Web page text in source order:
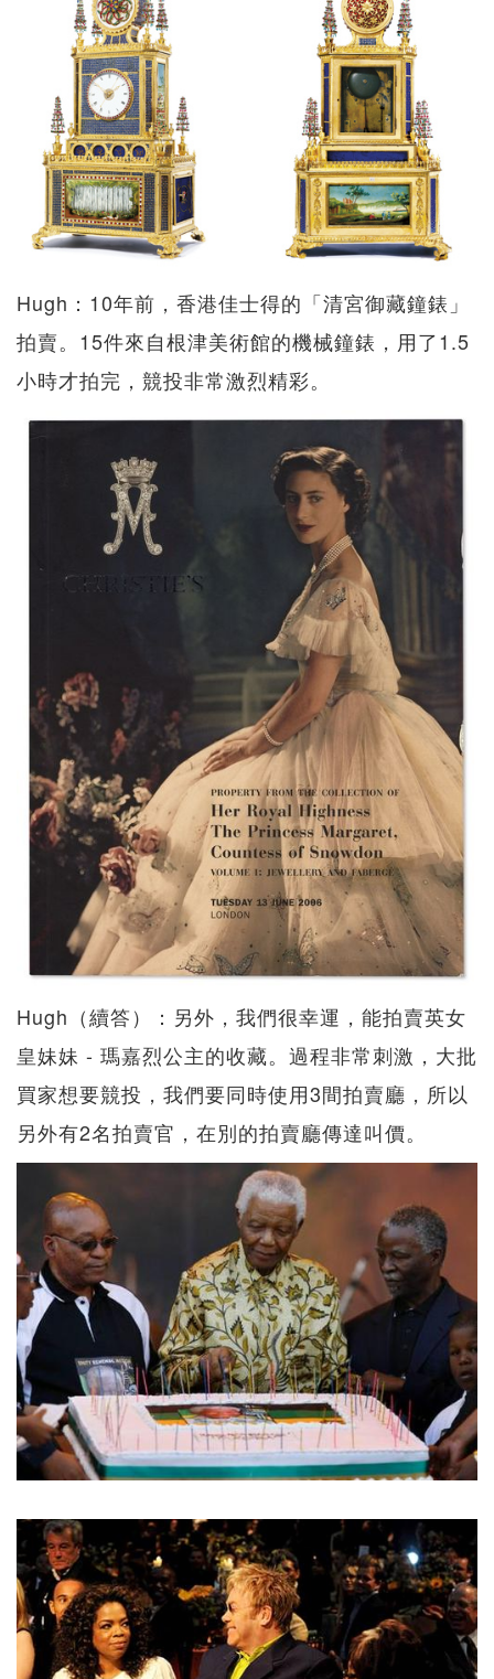
Hugh：10年前，香港佳士得的「清宮御藏鐘錶」
拍賣。15件來自根津美術館的機械鐘錶，用了1.5
小時才拍完，競投非常激烈精彩。
Hugh（續答）：另外，我們很幸運，能拍賣英女
皇妹妹 - 瑪嘉烈公主的收藏。過程非常刺激，大批
買家想要競投，我們要同時使用3間拍賣廳，所以
另外有2名拍賣官，在別的拍賣廳傳達叫價。